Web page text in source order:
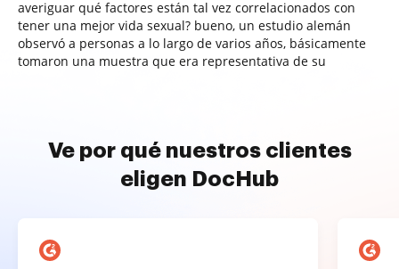
averiguar qué factores están tal vez correlacionados con
tener una mejor vida sexual? bueno, un estudio alemán
observó a personas a lo largo de varios años, básicamente
tomaron una muestra que era representativa de su
Ve por qué nuestros clientes
eligen DocHub